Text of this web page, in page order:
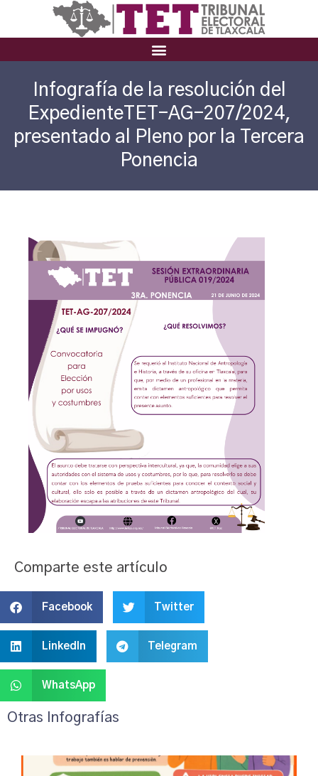
Infografía de la resolución del
ExpedienteTET-AG-207/2024,
presentado al Pleno por la Tercera
Ponencia
Comparte este artículo
Facebook Twitter
LinkedIn Telegram
WhatsApp
Otras Infografías